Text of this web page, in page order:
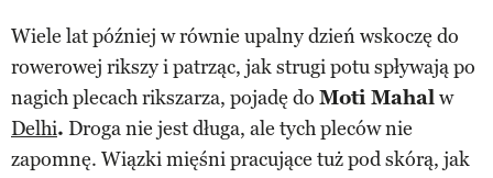
Wiele lat później w równie upalny dzień wskoczę do
rowerowej rikszy i patrząc, jak strugi potu spływają po
nagich plecach rikszarza, pojadę do Moti Mahalw
Delhi. Droga nie jest długa, ale tych pleców nie
zapomnę. Wiązki mięśni pracujące tuż pod skórą, jak